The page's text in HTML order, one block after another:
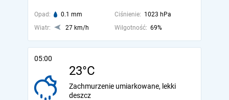
Opad: 0.1 mm Ciśnienie: 1023 hPa
Wiatr:
27 km/h Wilgotność: 69%
05:00
23°C
Zachmurzenie umiarkowane, lekki
deszcz